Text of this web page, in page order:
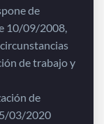
de
10/09/2008,
de trabajo y
de
03/2020